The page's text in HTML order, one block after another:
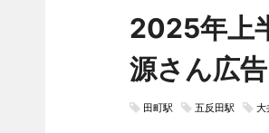
2025年上
源さん広
田町駅 五反田駅 大